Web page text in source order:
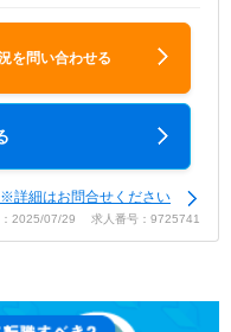
を問い合わせる
細はお問合せください
：2025/07/29 求人番号：9725741